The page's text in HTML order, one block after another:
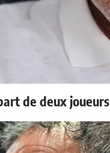
de deux joueurs